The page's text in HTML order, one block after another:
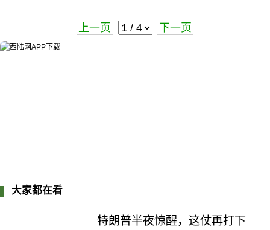
上一页 下一页
大家都在看
特朗普半夜惊醒，这仗再打下